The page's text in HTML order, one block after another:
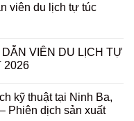
viên du lịch tự túc
VIÊN DU LỊCH TỰ
2026
kỹ thuật tại Ninh Ba,
Phiên dịch sản xuất